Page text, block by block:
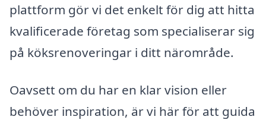
plattform gör vi det enkelt för dig att hitta
kvalificerade företag som specialiserar sig
på köksrenoveringar i ditt närområde.
Oavsett om du har en klar vision eller
behöver inspiration, är vi här för att guida